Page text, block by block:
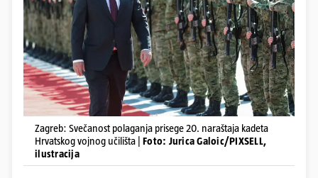
Zagreb: Svečanost polaganja prisege 20. naraštaja kadeta
Hrvatskog vojnog učilišta | Foto: Jurica Galoic/PIXSELL,
ilustracija